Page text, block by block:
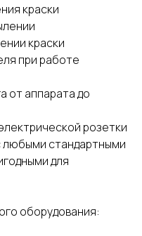
краски
краски
при работе
от аппарата до
розетки
стандартными
для
оборудования: